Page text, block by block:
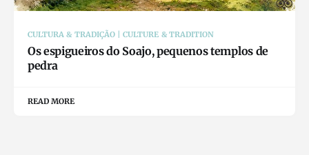
CULTURA & TRADIÇÃO | CULTURE & TRADITION
Os espigueiros do Soajo, pequenos templos de
pedra
READ MORE